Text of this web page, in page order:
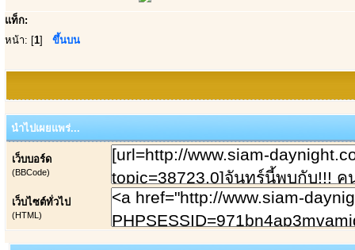
แท็ก:
หน้า: [1] ขึ้นบน
นำไปเผยแพร่...
เว็บบอร์ด
(BBCode)
เว็บไซต์ทั่วไป
(HTML)